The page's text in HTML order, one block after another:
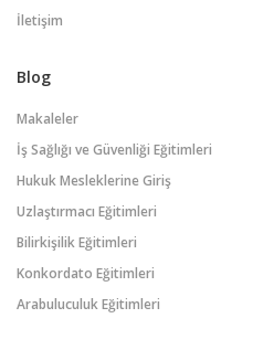
İletişim
Blog
Makaleler
İş Sağlığı ve Güvenliği Eğitimleri
Hukuk Mesleklerine Giriş
Uzlaştırmacı Eğitimleri
Bilirkişilik Eğitimleri
Konkordato Eğitimleri
Arabuluculuk Eğitimleri